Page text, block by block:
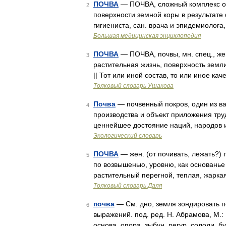
2 ПОЧВА — ПОЧВА, сложный комплекс
поверхности земной коры в
гигиениста, сан. врача и
Большая медицинская энциклопедия
3 ПОЧВА — ПОЧВА, почвы, мн. спец.,
растительная жизнь, поверхность
|| Тот или иной состав, то или иное
Толковый словарь Ушакова
4 Почва — почвенный покров, один из
производства и объект приложения
ценнейшее достояние наций, народов
Экологический словарь
5 ПОЧВА — жен. (от почивать, лежать?)
по возвышенью, уровню, как
растительный перегной, теплая,
Толковый словарь Даля
6 почва — См. дно, земля зондировать
выражений. под. ред. Н. Абрамова, М.: